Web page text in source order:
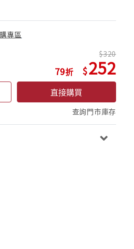
專區
79
320
252
直接購買
查詢門市庫存